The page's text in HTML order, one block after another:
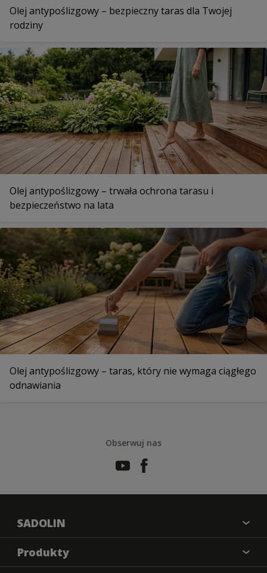
Olej antypoślizgowy – bezpieczny taras dla Twojej
rodziny
Olej antypoślizgowy – trwała ochrona tarasu i
bezpieczeństwo na lata
Olej antypoślizgowy – taras, który nie wymaga ciągłego
odnawiania
Obserwuj nas
SADOLIN
O nas
Kontakt
Produkty